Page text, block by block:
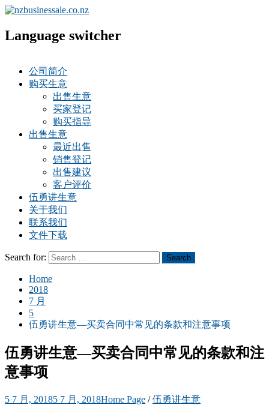
Language switcher
公司简介
购买生意
出售生意
买家登记
购买指导
出售生意
最近出售
销售登记
出售建议
客户评价
伍勇讲生意
关于我们
联系我们
文件下载
Search for: Search
Home
2018
7 月
5
伍勇讲生意—买卖合同中常见的条款和注意事项
伍勇讲生意—买卖合同中常见的条款和注
意事项
5 7 月, 20185 7 月, 2018Home Page /伍勇讲生意